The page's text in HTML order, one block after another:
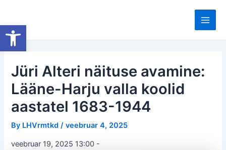
Open toolbar
content
Main
Jüri Alteri näituse avamine:
Lääne-Harju valla koolid
aastatel 1683-1944
By LHVrmtkd/veebruar 4, 2025
veebruar 19, 2025 13:00 -